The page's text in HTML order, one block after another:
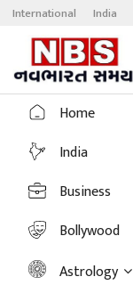
Skip
content
International India
Home
India
Business
Bollywood
Astrology